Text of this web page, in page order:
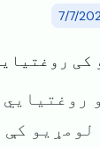
کی
لومړیو